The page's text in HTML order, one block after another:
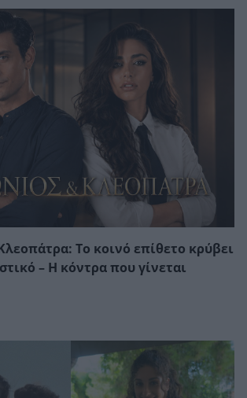
Το κοινό επίθετο κρύβει
– Η κόντρα που γίνεται